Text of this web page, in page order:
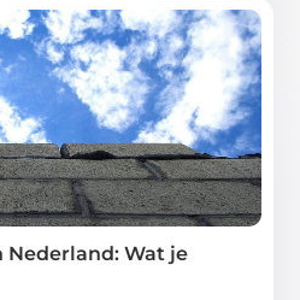
Wat je